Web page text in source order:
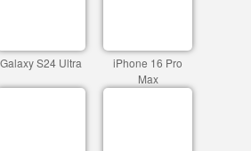
Galaxy S24 Ultra
iPhone 16 Pro
Max